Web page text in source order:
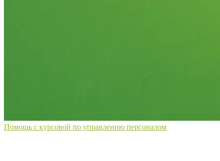
Помощь с курсовой по управлению персоналом